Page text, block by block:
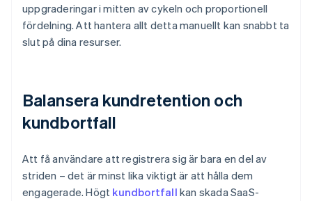
uppgraderingar i mitten av cykeln och proportionell
fördelning. Att hantera allt detta manuellt kan snabbt ta
slut på dina resurser.
Balansera kundretention och
kundbortfall
Att få användare att registrera sig är bara en del av
striden – det är minst lika viktigt är att hålla dem
engagerade. Högt kundbortfall kan skada SaaS-